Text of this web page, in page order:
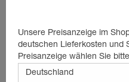
Unsere Preisanzeige im
deutschen Lieferkosten und
Preisanzeige wählen Sie